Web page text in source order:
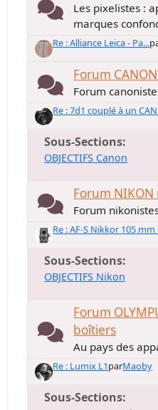
Les pixelistes :
marques
Re : Alliance Leica - Pa...
Forum
Forum
Re : 7d1 couplé à un
Sous-Sections
OBJECTIFS Canon
Forum
Forum
Re : AF-S Nikkor 105 mm
Sous-Sections
OBJECTIFS Nikon
Forum
boîtiers
Au pays des
Re : Lumix L1parMaoby
Sous-Sections